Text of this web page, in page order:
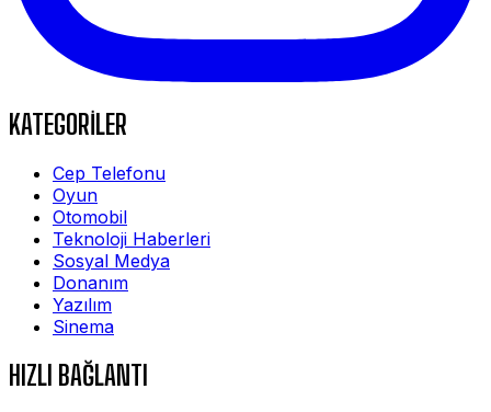
KATEGORİLER
Cep Telefonu
Oyun
Otomobil
Teknoloji Haberleri
Sosyal Medya
Donanım
Yazılım
Sinema
HIZLI BAĞLANTI